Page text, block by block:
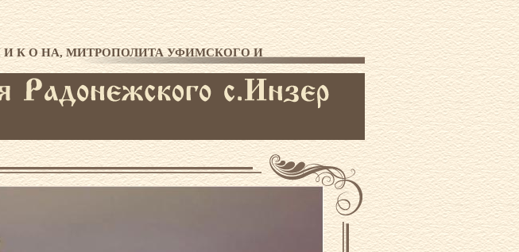
Н И К О НА, МИТРОПОЛИТА УФИМСКОГО И